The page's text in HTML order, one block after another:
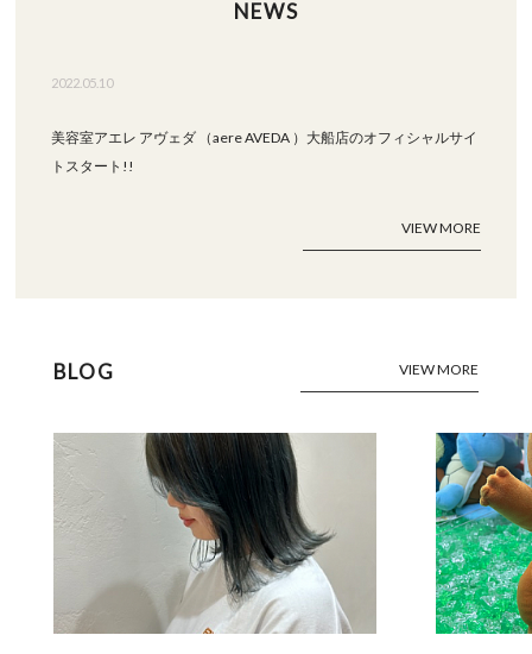
NEWS
2022.05.10
美容室アエレ アヴェダ （aere AVEDA ）大船店のオフィシャルサイ
トスタート!!
VIEW MORE
BLOG VIEW MORE